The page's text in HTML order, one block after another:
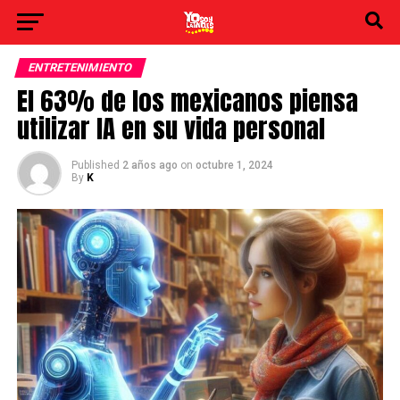
ENTRETENIMIENTO
El 63% de los mexicanos piensa
utilizar IA en su vida personal
Published 2 años ago on octubre 1, 2024
By K